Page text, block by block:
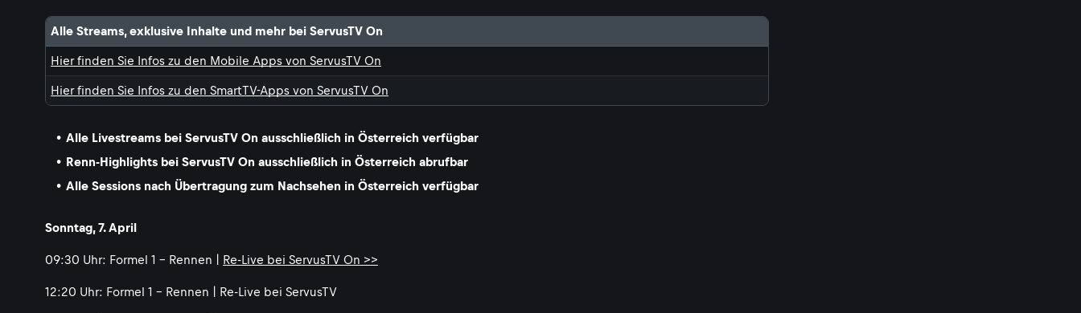
Alle Streams, exklusive Inhalte und mehr bei ServusTV On
Hier finden Sie Infos zu den Mobile Apps von ServusTV On
Hier finden Sie Infos zu den SmartTV-Apps von ServusTV On
Alle Livestreams bei ServusTV On ausschließlich in Österreich verfügbar
Renn-Highlights bei ServusTV On ausschließlich in Österreich abrufbar
Alle Sessions nach Übertragung zum Nachsehen in Österreich verfügbar
Sonntag, 7. April
09:30 Uhr: Formel 1 - Rennen | Re-Live bei ServusTV On >>
12:20 Uhr: Formel 1 - Rennen | Re-Live bei ServusTV